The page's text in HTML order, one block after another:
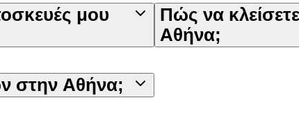
μου
Πώς να
Αθήνα;
στην Αθήνα;